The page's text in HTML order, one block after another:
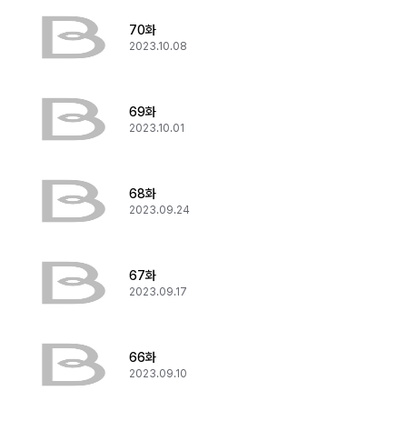
70화
2023.10.08
69화
2023.10.01
68화
2023.09.24
67화
2023.09.17
66화
2023.09.10